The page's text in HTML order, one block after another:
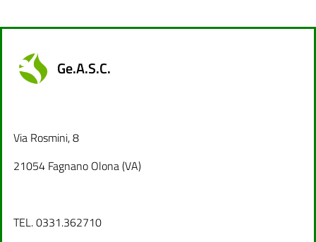
Ge.A.S.C.
Via Rosmini, 8
21054 Fagnano Olona (VA)
TEL. 0331.362710